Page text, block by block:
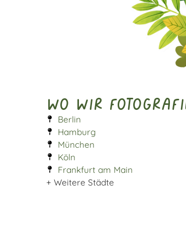
Wo wir
Berlin
Hamburg
München
Köln
Frankfurt am Main
+ Weitere Städte